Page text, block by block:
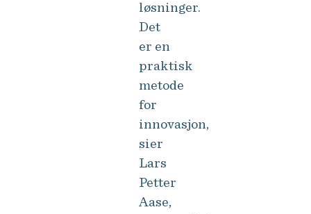
løsninger.
Det
er en
praktisk
metode
for
innovasjon,
sier
Lars
Petter
Aase,